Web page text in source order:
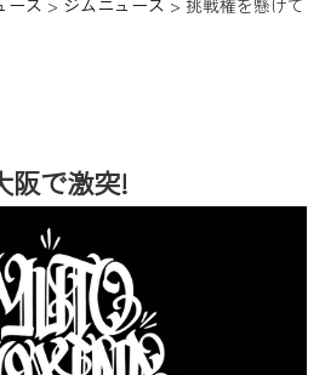
ース > ジムニュース > 挑戦権を懸けて
阪で激突!